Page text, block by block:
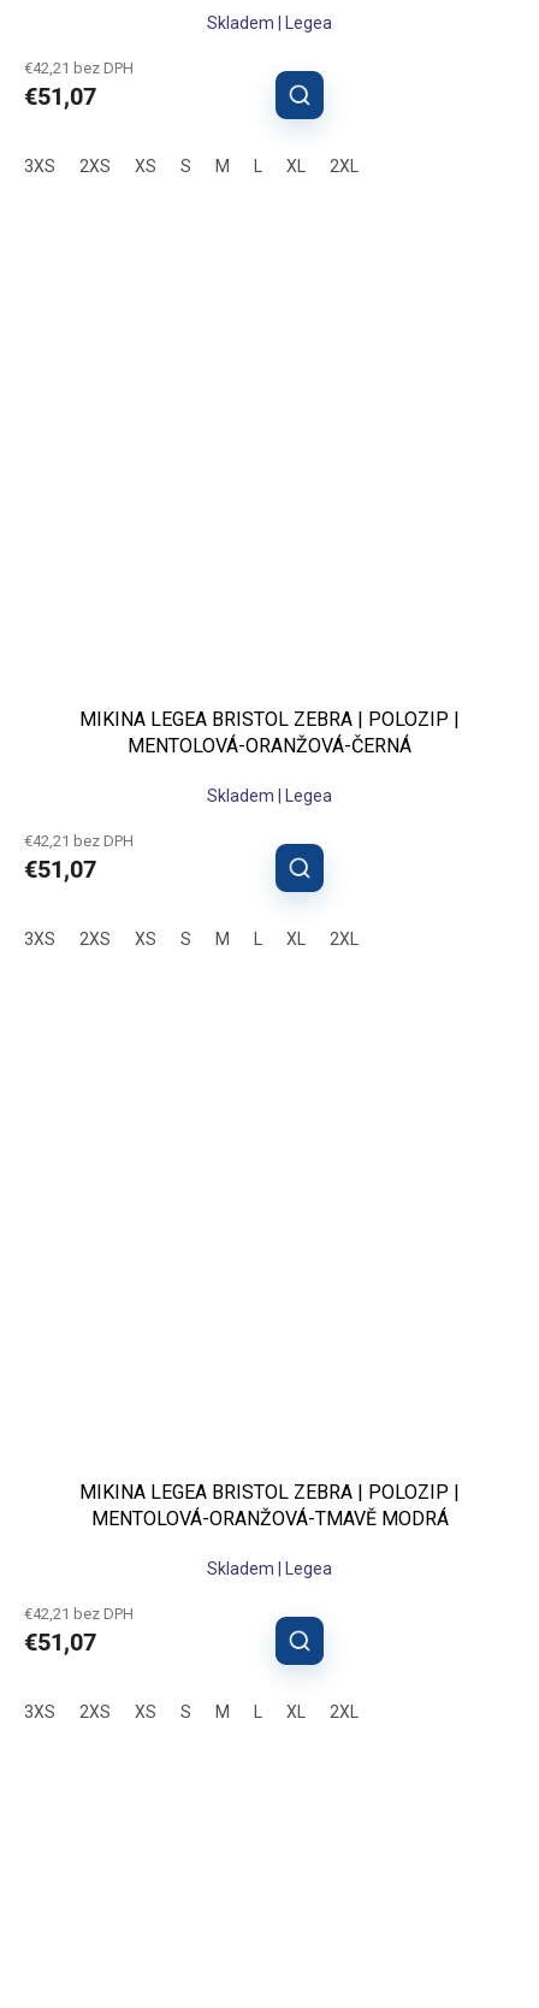
Skladem | Legea
€42,21 bez DPH
€51,07
3XS 2XS XS S M XL 2XL
MIKINA LEGEA BRISTOL ZEBRA | POLOZIP |
MENTOLOVÁ-ORANŽOVÁ-ČERNÁ
Skladem | Legea
€42,21 bez DPH
€51,07
3XS 2XS XS S M XL 2XL
MIKINA LEGEA BRISTOL ZEBRA | POLOZIP |
MENTOLOVÁ-ORANŽOVÁ-TMAVĚ MODRÁ
Skladem | Legea
€42,21 bez DPH
€51,07
3XS 2XS XS S M XL 2XL